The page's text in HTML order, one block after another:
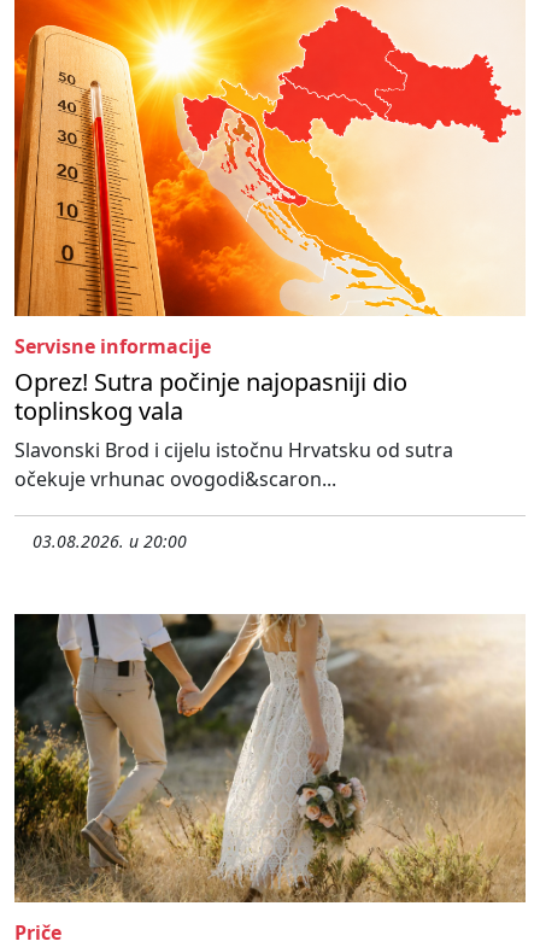
Servisne informacije
Oprez! Sutra počinje najopasniji dio
toplinskog vala
Slavonski Brod i cijelu istočnu Hrvatsku od sutra
očekuje vrhunac ovogodi&scaron...
03.08.2026. u 20:00
Priče